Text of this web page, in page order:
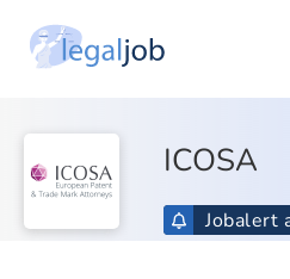
ICOSA
Jobalert